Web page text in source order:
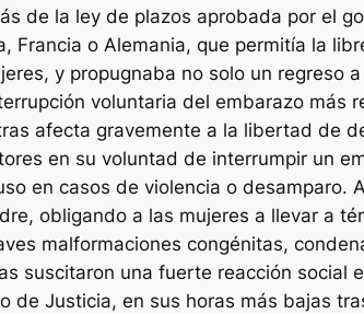
de la ley de plazos aprobada por el
Francia o Alemania, que permitía la
y propugnaba no solo un regreso
voluntaria del embarazo más
afecta gravemente a la libertad de
en su voluntad de interrumpir un
en casos de violencia o desamparo.
obligando a las mujeres a llevar a
malformaciones congénitas,
suscitaron una fuerte reacción social
Justicia, en sus horas más bajas